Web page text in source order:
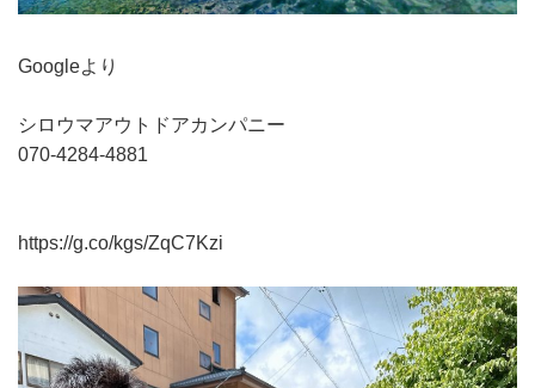
Googleより
シロウマアウトドアカンパニー
070-4284-4881
https://g.co/kgs/ZqC7Kzi